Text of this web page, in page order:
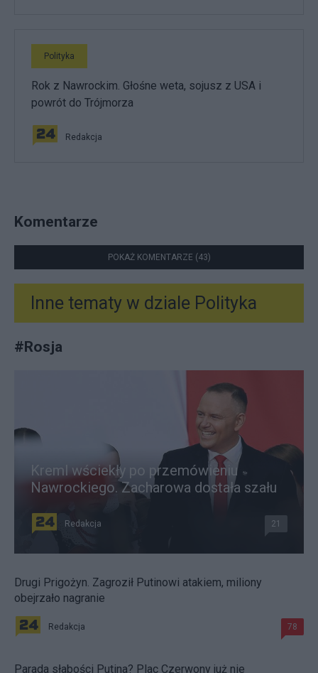
Polityka
Rok z Nawrockim. Głośne weta, sojusz z USA i
powrót do Trójmorza
Redakcja
Komentarze
POKAŻ KOMENTARZE (43)
Inne tematy w dziale Polityka
#Rosja
Kreml wściekły po przemówieniu
Nawrockiego. Zacharowa dostała szału
Redakcja 21
Drugi Prigożyn. Zagroził Putinowi atakiem, miliony
obejrzało nagranie
Redakcja 78
Parada słabości Putina? Plac Czerwony już nie